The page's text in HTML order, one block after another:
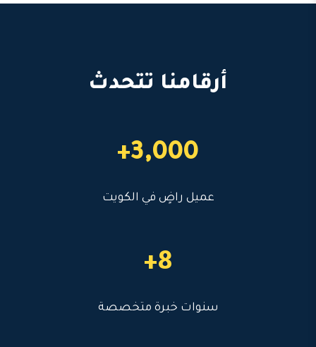
أرقامنا تتحدث
3,000+
عميل راضٍ في الكويت
8+
سنوات خبرة متخصصة